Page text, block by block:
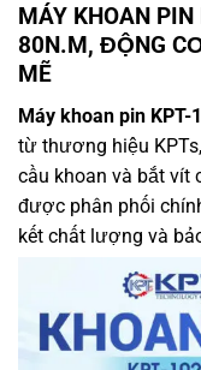
MÁY KHOAN
80N.M, ĐỘNG
MẼ
Máy khoan pin KPT-
từ thương hiệu KPTs
cầu khoan và bắt vít
được phân phối
kết chất lượng và